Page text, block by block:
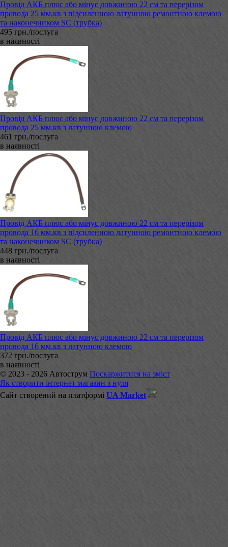
Провід АКБ плюс або мінус довжиною 22 см та перерізом
провода 25 мм.кв з підсиленною латунною ремонтною клемою
та наконечником SC (трубка)
495 грн./послуга
в наявності
Провід АКБ плюс або мінус довжиною 22 см та перерізом
провода 25 мм.кв з латунною клемою
461 грн./послуга
в наявності
Провід АКБ плюс або мінус довжиною 22 см та перерізом
провода 16 мм.кв з підсиленною латунною ремонтною клемою
та наконечником SC (трубка)
448 грн./послуга
в наявності
Провід АКБ плюс або мінус довжиною 22 см та перерізом
провода 16 мм.кв з латунною клемою
372 грн./послуга
в наявності
© 2023 - 2026 Автострум Поскаржитися на зміст
Як створити інтернет магазин з нуля
Сайт створений на платформі UA Market